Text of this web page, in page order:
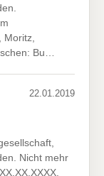
Bu…
22.01.2019
Nicht mehr